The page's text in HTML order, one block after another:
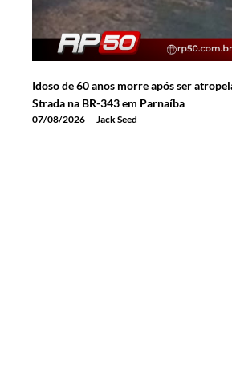
Idoso de 60 anos morre após ser
Strada na BR-343 em Parnaíba
07/08/2026 Jack Seed